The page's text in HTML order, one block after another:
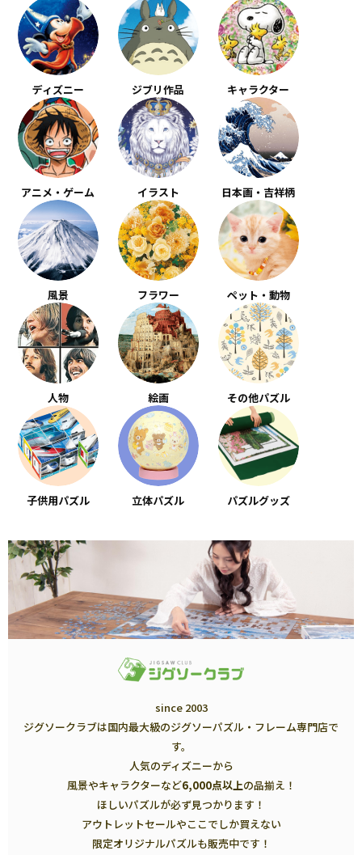
ディズニー ジブリ作品 キャラクター
アニメ・ゲーム イラスト 日本画・吉祥柄
風景 フラワー ペット・動物
人物 絵画 その他パズル
子供用パズル 立体パズル パズルグッズ
since 2003
ジグソークラブは国内最大級のジグソーパズル・フレーム専門店で
す。
人気のディズニーから
風景やキャラクターなど6,000点以上の品揃え！
ほしいパズルが必ず見つかります！
アウトレットセールやここでしか買えない
限定オリジナルパズルも販売中です！